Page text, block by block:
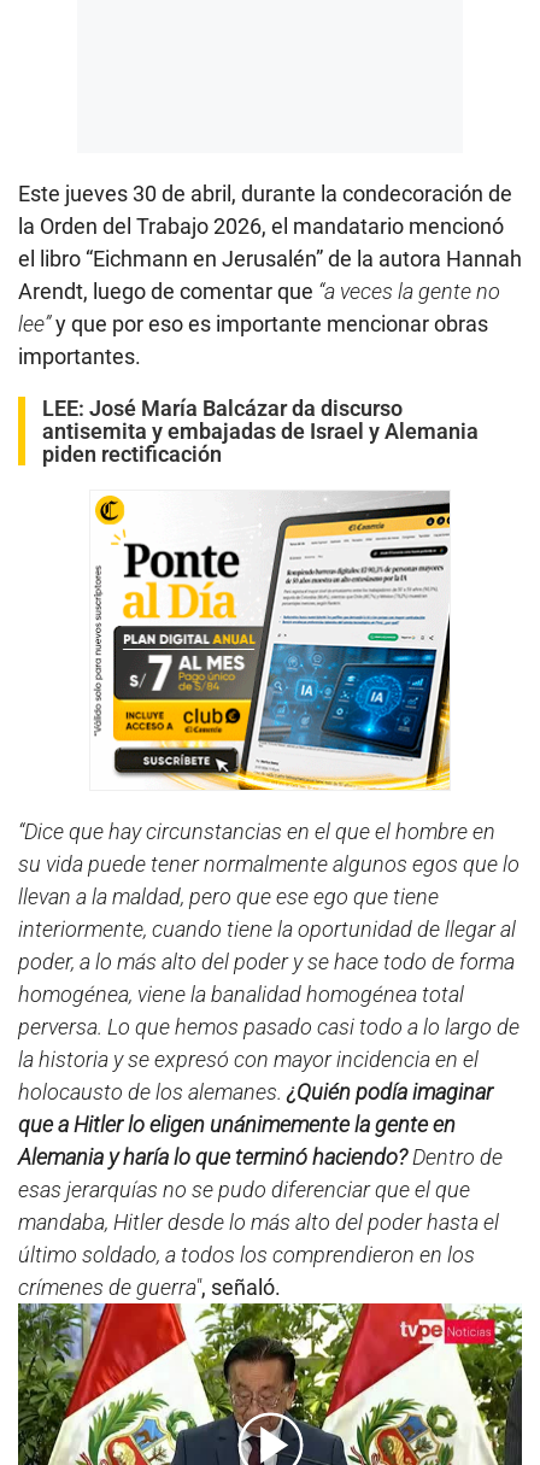
Este jueves 30 de abril, durante la condecoración de
la Orden del Trabajo 2026, el mandatario mencionó
el libro “Eichmann en Jerusalén” de la autora Hannah
Arendt, luego de comentar que “a veces la gente no
lee”y que por eso es importante mencionar obras
importantes.
LEE: José María Balcázar da discurso
antisemita y embajadas de Israel y Alemania
piden rectificación
“Dice que hay circunstancias en el que el hombre en
su vida puede tener normalmente algunos egos que lo
llevan a la maldad, pero que ese ego que tiene
interiormente, cuando tiene la oportunidad de llegar al
poder, a lo más alto del poder y se hace todo de forma
homogénea, viene la banalidad homogénea total
perversa. Lo que hemos pasado casi todo a lo largo de
la historia y se expresó con mayor incidencia en el
holocausto de los alemanes. ¿Quién podía imaginar
que a Hitler lo eligen unánimemente la gente en
Alemania y haría lo que terminó haciendo?Dentro de
esas jerarquías no se pudo diferenciar que el que
mandaba, Hitler desde lo más alto del poder hasta el
último soldado, a todos los comprendieron en los
crímenes de guerra", señaló.